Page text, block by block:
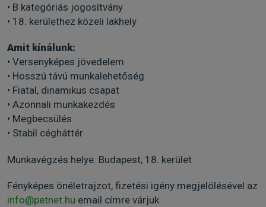
• B kategóriás jogosítvány
• 18. kerülethez közeli lakhely
Amit kínálunk:
• Versenyképes jövedelem
• Hosszú távú munkalehetőség
• Fiatal, dinamikus csapat
• Azonnali munkakezdés
• Megbecsülés
• Stabil cégháttér
Munkavégzés helye: Budapest, 18. kerület
Fényképes önéletrajzot, fizetési igény megjelölésével az
info@petnet.hu email címre várjuk.